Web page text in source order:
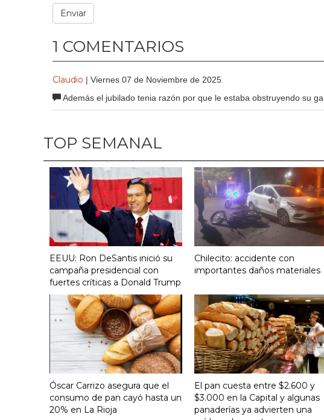
1 COMENTARIOS
Claudio | Viernes 07 de Noviembre de 2025
Además el jubilado tenia razón por que le estaba obstruyendo su
TOP SEMANAL
EEUU: Ron DeSantis inició su
campaña presidencial con
fuertes críticas a Donald Trump
Chilecito: accidente con
importantes daños materiales
Óscar Carrizo asegura que el
consumo de pan cayó hasta un
20% en La Rioja
El pan cuesta entre $2.600 y
$3.000 en la Capital y algunas
panaderías ya advierten una